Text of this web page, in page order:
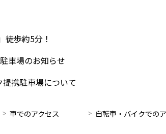
車でのアクセス 自転車・バイクでの